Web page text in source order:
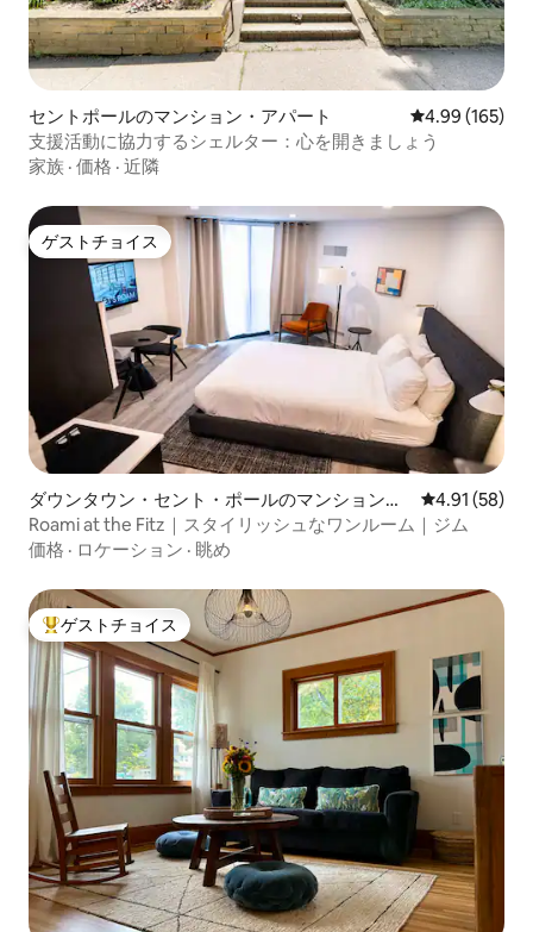
セントポールのマンション・アパート レビュー165
4.99 (165)
支援活動に協力するシェルター：心を開きましょう
家族 · 価格 · 近隣
ゲストチョイス
ゲストチョイス
ダウンタウン・セント・ポールのマンション・
アパート
レビュー58
4.91 (58)
Roami at the Fitz｜スタイリッシュなワンルーム｜ジム
価格 · ロケーション · 眺め
大好評のゲストチョイスです。
ゲストチョイス